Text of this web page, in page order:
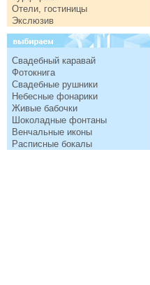
Отели, гостиницы
Экслюзив
Свадебный каравай
Фотокнига
Свадебные рушники
Небесные фонарики
Живые бабочки
Шоколадные фонтаны
Венчальные иконы
Расписные бокалы